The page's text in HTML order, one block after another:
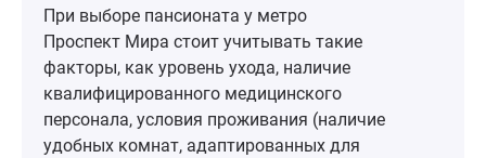
удручающая обстановка бессилия
и билета в один конец, но
вероятно это потому что вокруг
одни старики и нет спонсорской
поддержки. Несмотря на все
пессимистичные мысли, огромная
При выборе пансионата у метро
Проспект Мира стоит учитывать такие
факторы, как уровень ухода, наличие
квалифицированного медицинского
персонала, условия проживания (наличие
удобных комнат, адаптированных для